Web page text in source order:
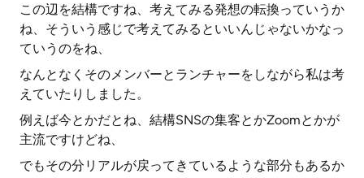
この辺を結構ですね、考えてみる発想の転換っていうか
ね、そういう感じで考えてみるといいんじゃないかなっ
ていうのをね、
なんとなくそのメンバーとランチャーをしながら私は考
えていたりしました。
例えば今とかだとね、結構SNSの集客とかZoomとかが
主流ですけどね、
でもその分リアルが戻ってきているような部分もあるか